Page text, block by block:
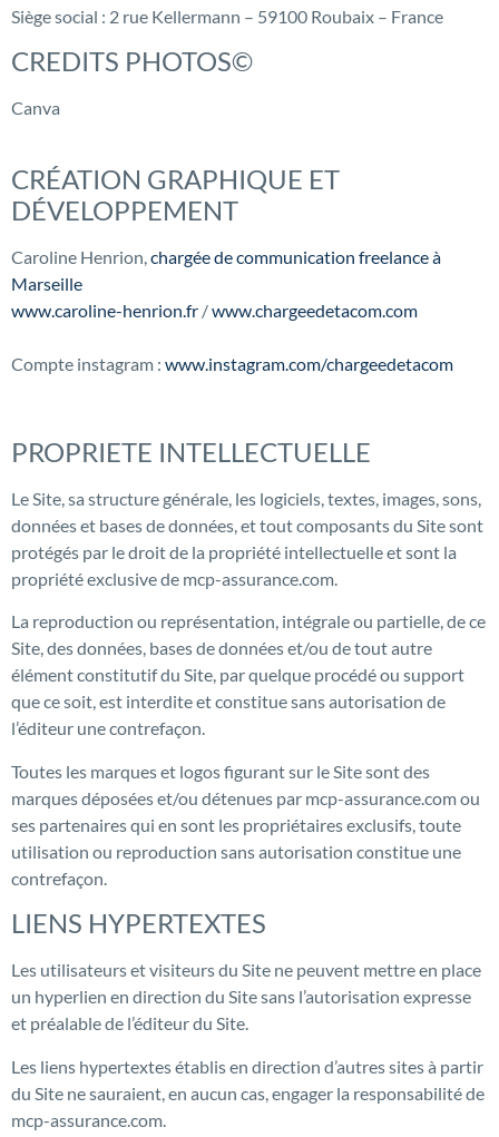
Siège social : 2 rue Kellermann – 59100 Roubaix – France
CREDITS PHOTOS©
Canva
CRÉATION GRAPHIQUE ET
DÉVELOPPEMENT
Caroline Henrion,chargée de communication freelance à
Marseille
www.caroline-henrion.fr /www.chargeedetacom.com
Compte instagram : www.instagram.com/chargeedetacom
PROPRIETE INTELLECTUELLE
Le Site, sa structure générale, les logiciels, textes, images, sons,
données et bases de données, et tout composants du Site sont
protégés par le droit de la propriété intellectuelle et sont la
propriété exclusive de mcp-assurance.com.
La reproduction ou représentation, intégrale ou partielle, de ce
Site, des données, bases de données et/ou de tout autre
élément constitutif du Site, par quelque procédé ou support
que ce soit, est interdite et constitue sans autorisation de
l’éditeur une contrefaçon.
Toutes les marques et logos figurant sur le Site sont des
marques déposées et/ou détenues par mcp-assurance.com ou
ses partenaires qui en sont les propriétaires exclusifs, toute
utilisation ou reproduction sans autorisation constitue une
contrefaçon.
LIENS HYPERTEXTES
Les utilisateurs et visiteurs du Site ne peuvent mettre en place
un hyperlien en direction du Site sans l’autorisation expresse
et préalable de l’éditeur du Site.
Les liens hypertextes établis en direction d’autres sites à partir
du Site ne sauraient, en aucun cas, engager la responsabilité de
mcp-assurance.com.